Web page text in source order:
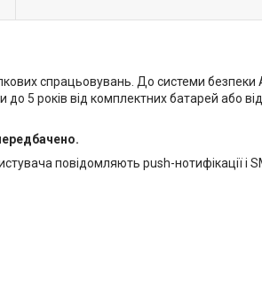
спрацьовувань. До системи
5 років від комплектних батарей або
повідомляють push-нотифікації і